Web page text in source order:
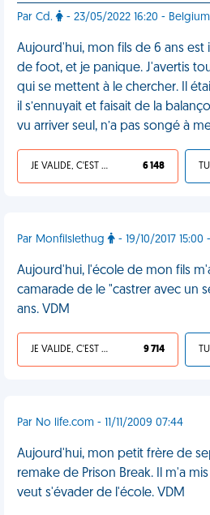
Par Cd. - 23/05/2022 16:20 -
Aujourd'hui, mon fils de 6 ans est
de foot, et je panique. J'avertis
qui se mettent à le chercher. Il
il s’ennuyait et faisait de la
vu arriver seul, n’a pas songé à
JE VALIDE, C'EST UNE VDM 6 148
Par Monfilslethug - 19/10/2017 15:00
Aujourd'hui, l'école de mon fils
camarade de le "castrer avec un
ans. VDM
JE VALIDE, C'EST UNE VDM 9 714
Par No life.com - 11/11/2009 07:44
Aujourd'hui, mon petit frère de
remake de Prison Break. Il m'a
veut s'évader de l'école. VDM